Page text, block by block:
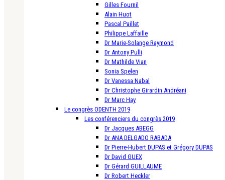
Gilles Fournil
Alain Huot
Pascal Paillet
Philippe Laffaille
Dr Marie-Solange Raymond
Dr Antony Pulli
Dr Mathilde Vian
Sonia Spelen
Dr Vanessa Nabal
Dr Christophe Girardin Andréani
Dr Marc Hay
Le congrès ODENTH 2019
Les conférenciers du congrès 2019
Dr Jacques ABEGG
Dr ANA DELGADO RABADA
Dr Pierre-Hubert DUPAS et Grégory DUPAS
Dr David GUEX
Dr Gérard GUILLAUME
Dr Robert Heckler